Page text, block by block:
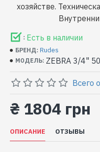
хозяйстве.
: Есть в наличии
БРЕНД: Rudes
МОДЕЛЬ: ZEBRA 3/4"
Всего
₴ 1804 грн
ОПИСАНИЕ ОТЗЫВЫ